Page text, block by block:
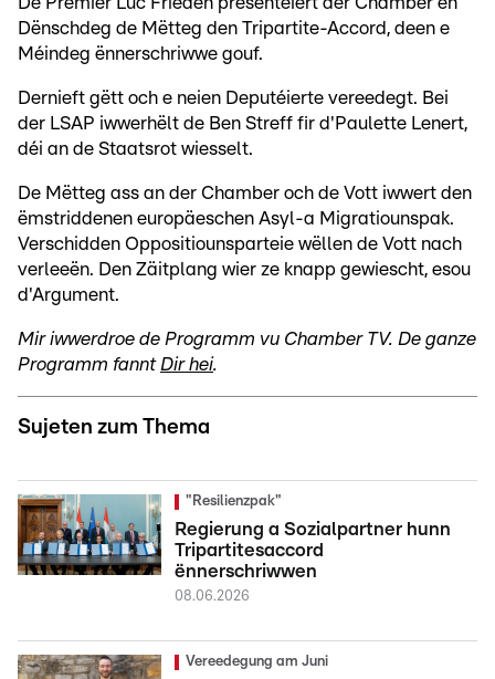
Dënschdeg de Mëtteg den Tripartite-Accord, deen e
Méindeg ënnerschriwwe gouf.
Dernieft gëtt och e neien Deputéierte vereedegt. Bei
der LSAP iwwerhëlt de Ben Streff fir d'Paulette Lenert,
déi an de Staatsrot wiesselt.
De Mëtteg ass an der Chamber och de Vott iwwert den
ëmstriddenen europäeschen Asyl-a Migratiounspak.
Verschidden Oppositiounsparteie wëllen de Vott nach
verleeën. Den Zäitplang wier ze knapp gewiescht, esou
d'Argument.
Mir iwwerdroe de Programm vu Chamber TV. De ganze
Programm fannt Dir hei.
Sujeten zum Thema
"Resilienzpak"
Regierung a Sozialpartner hunn
Tripartitesaccord
ënnerschriwwen
08.06.2026
Vereedegung am Juni